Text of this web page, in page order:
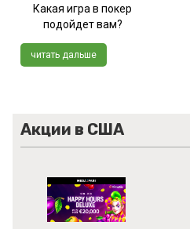
Какая игра в покер
подойдет вам?
читать дальше
Акции в США